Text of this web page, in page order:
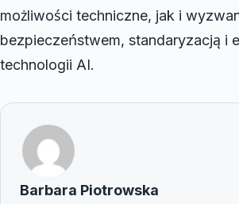
możliwości techniczne, jak i
bezpieczeństwem, standaryzacją i
technologii AI.
Barbara Piotrowska